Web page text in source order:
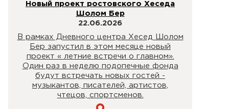
Новый проект ростовского Хеседа
Шолом Бер
22.06.2026
В рамках Дневного центра Хесед Шолом
Бер запустил в этом месяце новый
проект « летние встречи о главном».
Один раз в неделю подопечные фонда
будут встречать новых гостей -
музыкантов, писателей, артистов,
чтецов, спортсменов.